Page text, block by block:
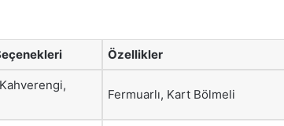
Özellikler
Fermuarlı, Kart Bölmeli